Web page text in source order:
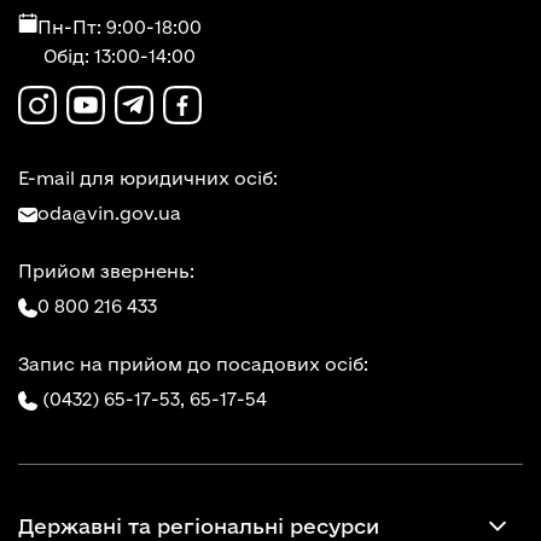
Пн-Пт: 9:00-18:00
Обід: 13:00-14:00
E-mail для юридичних осіб:
oda@vin.gov.ua
Прийом звернень:
0 800 216 433
Запис на прийом до посадових осіб:
(0432) 65-17-53, 65-17-54
Державні та регіональні ресурси